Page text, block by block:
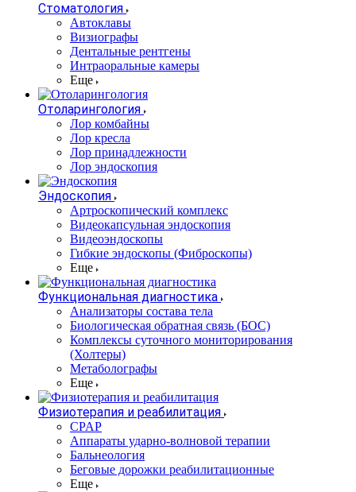
Стоматология
Автоклавы
Визиографы
Дентальные рентгены
Интраоральные камеры
Еще
Отоларингология
Лор комбайны
Лор кресла
Лор принадлежности
Лор эндоскопия
Эндоскопия
Артроскопический комплекс
Видеокапсульная эндоскопия
Видеоэндоскопы
Гибкие эндоскопы (Фиброcкопы)
Еще
Функциональная диагностика
Анализаторы состава тела
Биологическая обратная связь (БОС)
Комплексы суточного мониторирования
(Холтеры)
Метаболографы
Еще
Физиотерапия и реабилитация
CPAP
Аппараты ударно-волновой терапии
Бальнеология
Беговые дорожки реабилитационные
Еще